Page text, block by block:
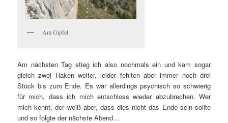
Am Gipfel
Am nächsten Tag stieg ich also nochmals ein und kam sogar
gleich zwei Haken weiter, leider fehlten aber immer noch drei
Stück bis zum Ende. Es war allerdings psychisch so schwierig
für mich, dass ich mich entschloss wieder abzubrechen. Wer
mich kennt, der weiß aber, dass dies nicht das Ende sein sollte
und so folgte der nächste Abend…